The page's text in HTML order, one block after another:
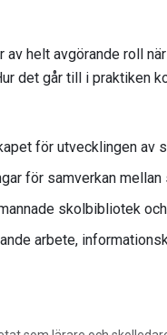
helt avgörande roll
det går till i praktiken
för utvecklingen av
för samverkan
skolbibliotek
arbete,